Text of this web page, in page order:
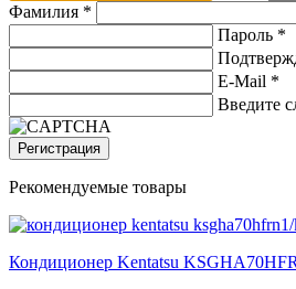
Фамилия *
Пароль *
E-Mail *
Введите
Регистрация
Рекомендуемые товары
Кондиционер Kentatsu